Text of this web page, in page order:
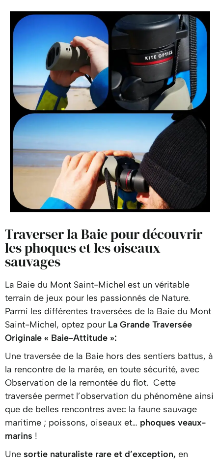
Traverser la Baie pour découvrir
les phoques et les oiseaux
sauvages
La Baie du Mont Saint-Michel est un véritable
terrain de jeux pour les passionnés de Nature.
Parmi les différentes traversées de la Baie du Mont
Saint-Michel, optez pour La Grande Traversée
Originale « Baie-Attitude »:
Une traversée de la Baie hors des sentiers battus, à
la rencontre de la marée, en toute sécurité, avec
Observation de la remontée du flot. Cette
traversée permet l’observation du phénomène ainsi
que de belles rencontres avec la faune sauvage
maritime ; poissons, oiseaux et… phoques veaux-
marins !
Une sortie naturaliste rare et d’exception, en